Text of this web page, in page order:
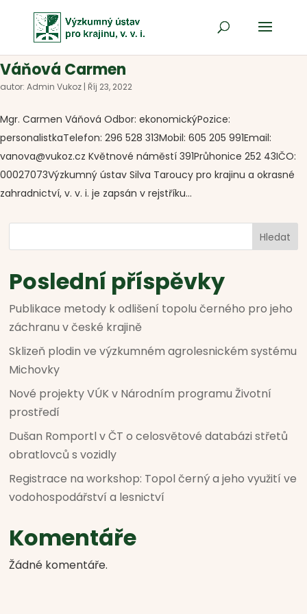
Váňová Carmen
autor: Admin Vukoz | Říj 23, 2022
Mgr. Carmen Váňová Odbor: ekonomickýPozice:
personalistkaTelefon: 296 528 313Mobil: 605 205 991Email:
vanova@vukoz.cz Květnové náměstí 391Průhonice 252 43IČO:
00027073Výzkumný ústav Silva Taroucy pro krajinu a okrasné
zahradnictví, v. v. i. je zapsán v rejstříku...
Hledat
Poslední příspěvky
Publikace metody k odlišení topolu černého pro jeho
záchranu v české krajině
Sklizeň plodin ve výzkumném agrolesnickém systému
Michovky
Nové projekty VÚK v Národním programu Životní
prostředí
Dušan Romportl v ČT o celosvětové databázi střetů
obratlovců s vozidly
Registrace na workshop: Topol černý a jeho využití ve
vodohospodářství a lesnictví
Komentáře
Žádné komentáře.